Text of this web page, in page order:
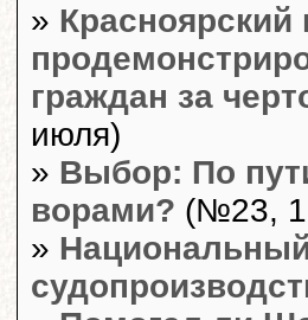
» Красноярский
граждан за
июля)
» Выбор: По
ворами? (№23,
»